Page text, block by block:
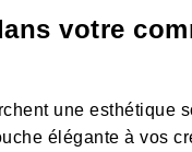
votre
une esthétique
élégante à vos